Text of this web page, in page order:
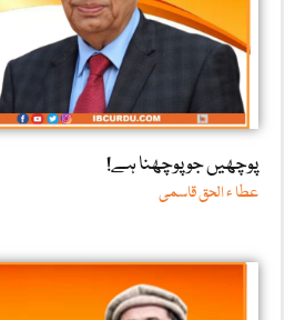
پوچھیں جو پوچھنا ہے!
عطا ء الحق قاسمی